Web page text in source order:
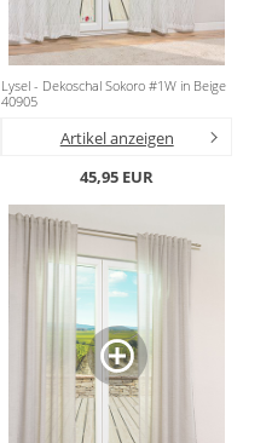
Lysel - Dekoschal Sokoro #1W in Beige
40905
Artikel anzeigen
45,95 EUR